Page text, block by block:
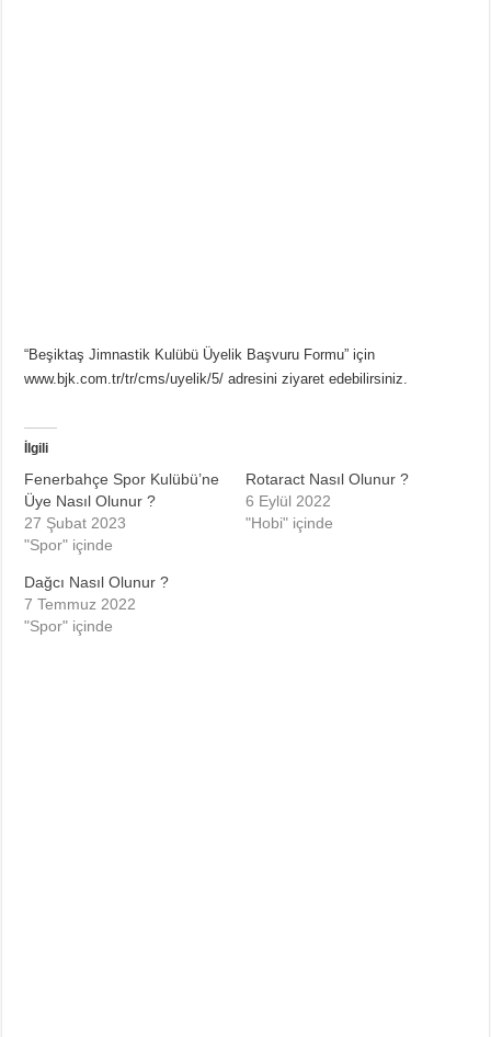
“Beşiktaş Jimnastik Kulübü Üyelik Başvuru Formu” için
www.bjk.com.tr/tr/cms/uyelik/5/ adresini ziyaret edebilirsiniz.
İlgili
Fenerbahçe Spor Kulübü’ne
Üye Nasıl Olunur ?
27 Şubat 2023
"Spor" içinde
Rotaract Nasıl Olunur ?
6 Eylül 2022
"Hobi" içinde
Dağcı Nasıl Olunur ?
7 Temmuz 2022
"Spor" içinde